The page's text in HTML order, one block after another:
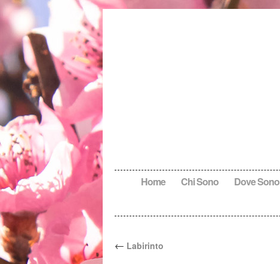
Home Chi Sono Dove Sono
← Labirinto